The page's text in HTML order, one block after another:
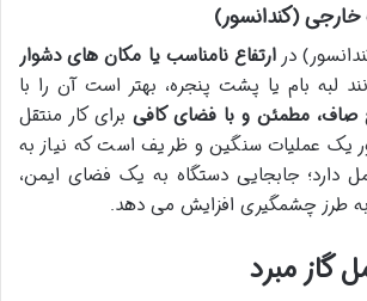
در ارتفاع نامناسب یا مکان های دشوار
لبه بام یا پشت پنجره، بهتر است آن را با
مطمئن و با فضای کافی برای کار منتقل
یک عملیات سنگین و ظریف است که نیاز به
دارد؛ جابجایی دستگاه به یک فضای ایمن،
به طرز چشمگیری افزایش می دهد.